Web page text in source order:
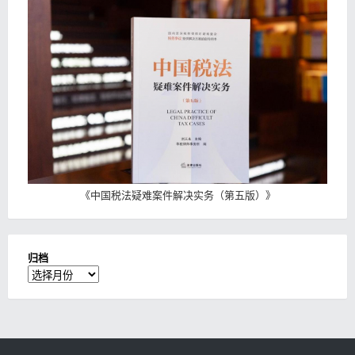
《中国税法疑难案件解决实务（第五版） 》
归档
归
档